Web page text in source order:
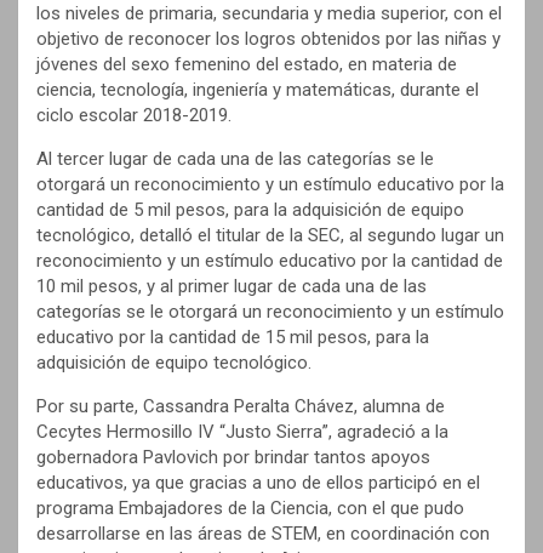
los niveles de primaria, secundaria y media superior, con el
objetivo de reconocer los logros obtenidos por las niñas y
jóvenes del sexo femenino del estado, en materia de
ciencia, tecnología, ingeniería y matemáticas, durante el
ciclo escolar 2018-2019.
Al tercer lugar de cada una de las categorías se le
otorgará un reconocimiento y un estímulo educativo por la
cantidad de 5 mil pesos, para la adquisición de equipo
tecnológico, detalló el titular de la SEC, al segundo lugar un
reconocimiento y un estímulo educativo por la cantidad de
10 mil pesos, y al primer lugar de cada una de las
categorías se le otorgará un reconocimiento y un estímulo
educativo por la cantidad de 15 mil pesos, para la
adquisición de equipo tecnológico.
Por su parte, Cassandra Peralta Chávez, alumna de
Cecytes Hermosillo IV “Justo Sierra”, agradeció a la
gobernadora Pavlovich por brindar tantos apoyos
educativos, ya que gracias a uno de ellos participó en el
programa Embajadores de la Ciencia, con el que pudo
desarrollarse en las áreas de STEM, en coordinación con